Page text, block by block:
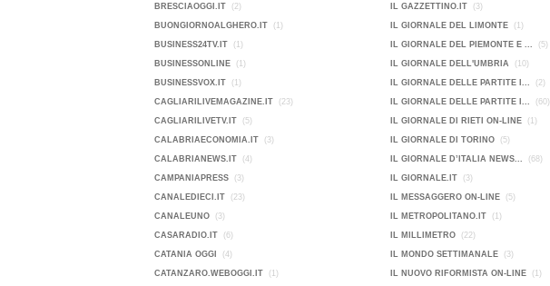
BRESCIAOGGI.IT (2)
BUONGIORNOALGHERO.IT (1)
BUSINESS24TV.IT (1)
BUSINESSONLINE (1)
BUSINESSVOX.IT (1)
CAGLIARILIVEMAGAZINE.IT (23)
CAGLIARILIVETV.IT (5)
CALABRIAECONOMIA.IT (3)
CALABRIANEWS.IT (4)
CAMPANIAPRESS (3)
CANALEDIECI.IT (23)
CANALEUNO (3)
CASARADIO.IT (6)
CATANIA OGGI (4)
CATANZARO.WEBOGGI.IT (1)
IL GAZZETTINO.IT (3)
IL GIORNALE DEL LIMONTE (1)
IL GIORNALE DEL PIEMONTE E ... (5)
IL GIORNALE DELL'UMBRIA (10)
IL GIORNALE DELLE PARTITE I... (2)
IL GIORNALE DELLE PARTITE I... (60)
IL GIORNALE DI RIETI ON-LINE (1)
IL GIORNALE DI TORINO (5)
IL GIORNALE D’ITALIA NEWS... (68)
IL GIORNALE.IT (3)
IL MESSAGGERO ON-LINE (5)
IL METROPOLITANO.IT (1)
IL MILLIMETRO (22)
IL MONDO SETTIMANALE (3)
IL NUOVO RIFORMISTA ON-LINE (1)